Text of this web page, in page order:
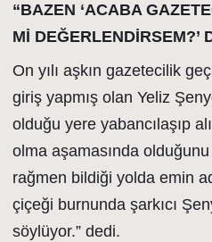
“BAZEN ‘ACABA
Mİ DEĞERLENDİRSEM?’
On yılı aşkın gazetecilik
giriş yapmış olan Yeliz
olduğu yere yabancılaşıp
olma aşamasında
rağmen bildiği yolda emin
çiçeği burnunda şarkıcı
söylüyor.” dedi.